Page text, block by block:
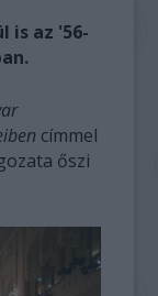
is az '56-
címmel
őszi